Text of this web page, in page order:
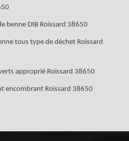
benne DIB Roissard 38650
tous type de déchet Roissard
approprié Roissard 38650
encombrant Roissard 38650